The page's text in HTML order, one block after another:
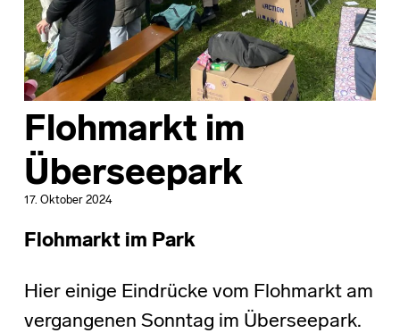
Flohmarkt im
Überseepark
17. Oktober 2024
Flohmarkt im Park
Hier einige Eindrücke vom Flohmarkt am
vergangenen Sonntag im Überseepark.